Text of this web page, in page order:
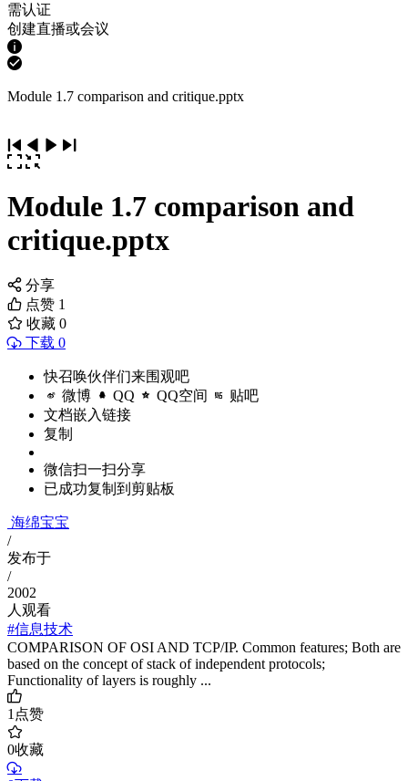
需认证
创建直播或会议
Module 1.7 comparison and critique.pptx
Module 1.7 comparison and
critique.pptx
分享
点赞 1
收藏 0
下载 0
快召唤伙伴们来围观吧
微博 QQ QQ空间 贴吧
文档嵌入链接
复制
微信扫一扫分享
已成功复制到剪贴板
海绵宝宝
/
发布于
/
2002
人观看
#信息技术
COMPARISON OF OSI AND TCP/IP. Common features; Both are
based on the concept of stack of independent protocols;
Functionality of layers is roughly ...
1点赞
0收藏